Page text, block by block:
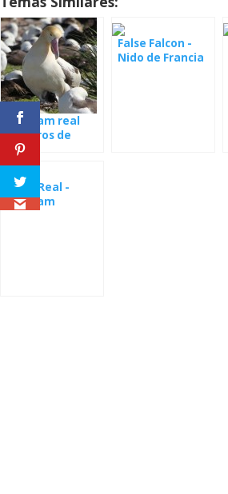
Webcam real
Albatros de
anidar
False Falcon -
Nido de Francia
Búho Real -
Webcam